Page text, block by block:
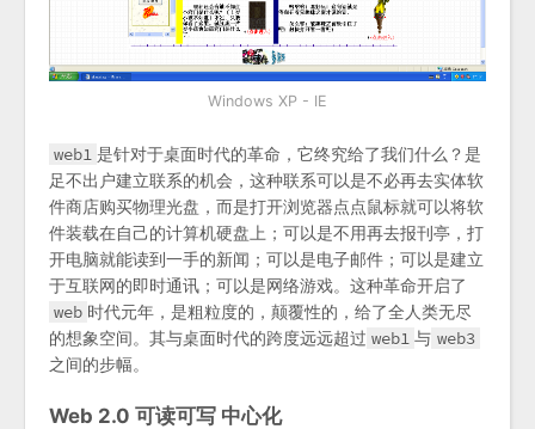
Windows XP - IE
web1 是针对于桌面时代的革命，它终究给了我们什么？是
足不出户建立联系的机会，这种联系可以是不必再去实体软
件商店购买物理光盘，而是打开浏览器点点鼠标就可以将软
件装载在自己的计算机硬盘上；可以是不用再去报刊亭，打
开电脑就能读到一手的新闻；可以是电子邮件；可以是建立
于互联网的即时通讯；可以是网络游戏。这种革命开启了
web 时代元年，是粗粒度的，颠覆性的，给了全人类无尽
的想象空间。其与桌面时代的跨度远远超过 web1 与 web3
之间的步幅。
Web 2.0 可读可写 中心化